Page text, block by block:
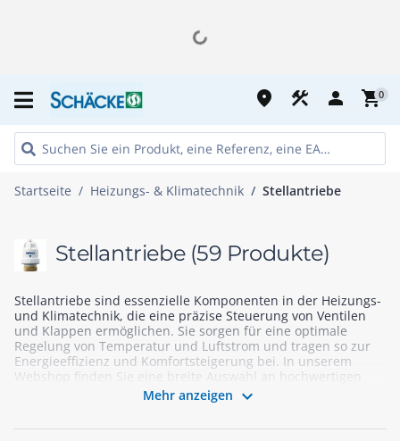
place construction person shopping_cart0
Startseite Heizungs- & Klimatechnik Stellantriebe
Stellantriebe (59 Produkte)
Stellantriebe sind essenzielle Komponenten in der Heizungs-
und Klimatechnik, die eine präzise Steuerung von Ventilen
und Klappen ermöglichen. Sie sorgen für eine optimale
Regelung von Temperatur und Luftstrom und tragen so zur
Energieeffizienz und Komfortsteigerung bei. In unserem
Webshop finden Sie eine breite Auswahl an hochwertigen
Stellantrieben, die sich durch Zuverlässigkeit und
Langlebigkeit auszeichnen. Ob für den Einsatz in
Mehr anzeigen 